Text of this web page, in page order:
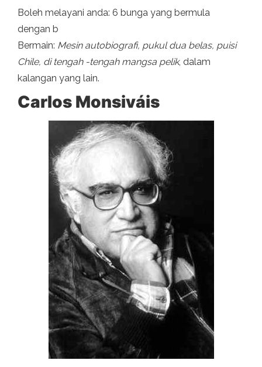
Boleh melayani anda: 6 bunga yang bermula
dengan b
Bermain: Mesin autobiografi, pukul dua belas, puisi
Chile, di tengah -tengah mangsa pelik, dalam
kalangan yang lain.
Carlos Monsiváis